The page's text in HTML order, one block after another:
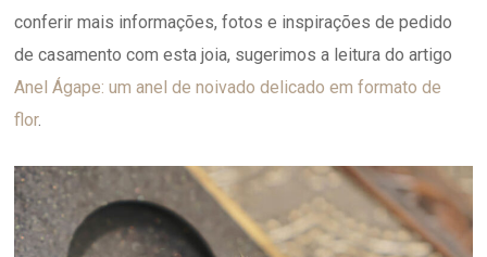
conferir mais informações, fotos e inspirações de pedido
de casamento com esta joia, sugerimos a leitura do artigo
Anel Ágape: um anel de noivado delicado em formato de
flor.